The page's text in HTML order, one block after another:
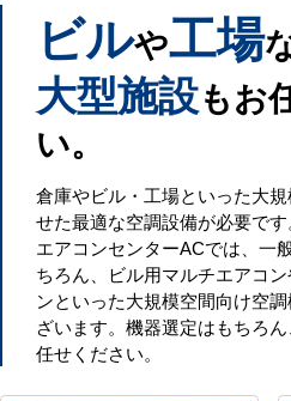
ビルや工場
大型施設もお
い。
倉庫やビル・工場といった大
せた最適な空調設備が必要です
エアコンセンターACでは、一
ちろん、ビル用マルチエアコ
ンといった大規模空間向け空
ざいます。機器選定はもちろ
任せください。